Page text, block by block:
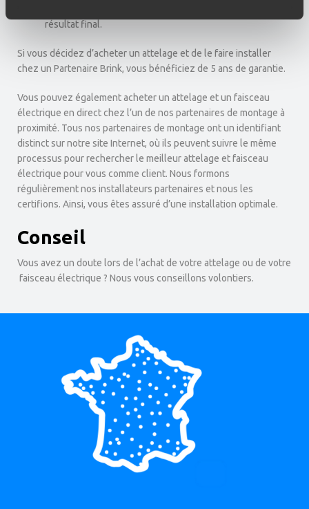
résultat final.
Si vous décidez d’acheter un attelage et de le faire installer
chez un Partenaire Brink, vous bénéficiez de 5 ans de garantie.
Vous pouvez également acheter un attelage et un faisceau
électrique en direct chez l’un de nos partenaires de montage à
proximité. Tous nos partenaires de montage ont un identifiant
distinct sur notre site Internet, où ils peuvent suivre le même
processus pour rechercher le meilleur attelage et faisceau
électrique pour vous comme client. Nous formons
régulièrement nos installateurs partenaires et nous les
certifions. Ainsi, vous êtes assuré d’une installation optimale.
Conseil
Vous avez un doute lors de l’achat de votre attelage ou de votre
faisceau électrique ? Nous vous conseillons volontiers.